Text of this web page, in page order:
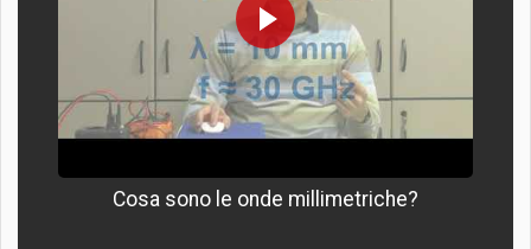
Cosa sono le onde millimetriche?